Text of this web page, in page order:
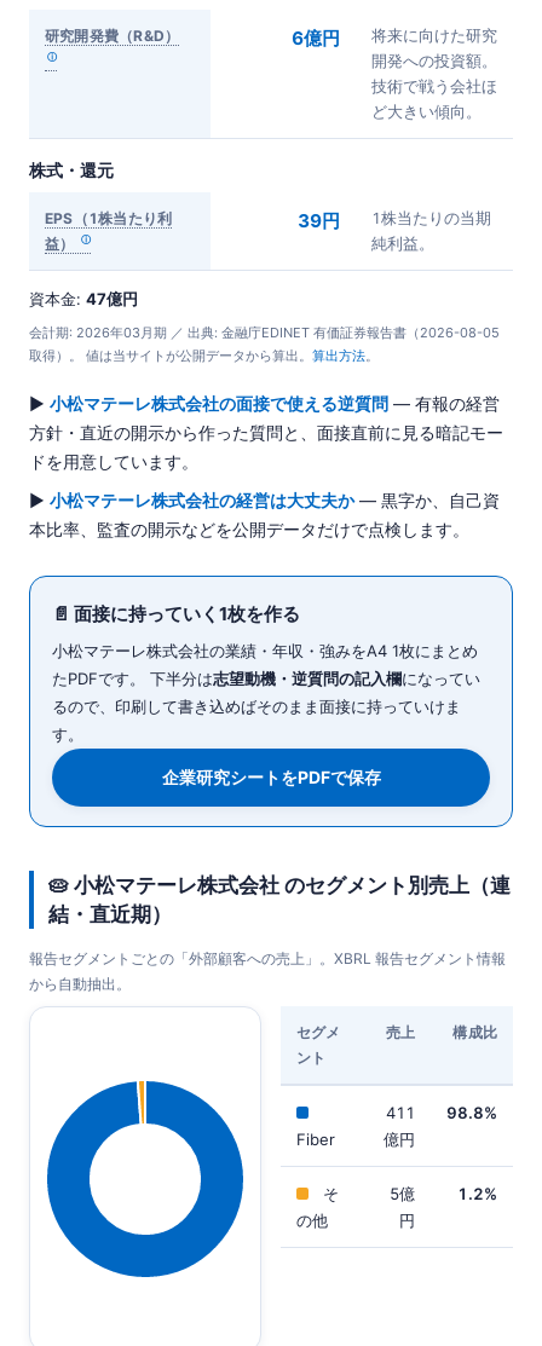
研究開発費（R&D） 6億円
将来に向けた研究
開発への投資額。
技術で戦う会社ほ
ど大きい傾向。
株式・還元
EPS（1株当たり利
益）
39円
1株当たりの当期
純利益。
資本金: 47億円
会計期: 2026年03月期 ／ 出典: 金融庁EDINET 有価証券報告書（2026-08-05
取得）。 値は当サイトが公開データから算出。 算出方法
▶ 小松マテーレ株式会社の面接で使える逆質問 — 有報の経営
方針・直近の開示から作った質問と、面接直前に見る暗記モー
ドを用意しています。
▶ 小松マテーレ株式会社の経営は大丈夫か— 黒字か、自己資
本比率、監査の開示などを公開データだけで点検します。
📄 面接に持っていく1枚を作る
小松マテーレ株式会社の業績・年収・強みをA4 1枚にまとめ
たPDFです。 下半分は志望動機・逆質問の記入欄になってい
るので、印刷して書き込めばそのまま面接に持っていけま
す。
企業研究シートをPDFで保存
🥧 小松マテーレ株式会社 のセグメント別売上（連
結・直近期）
報告セグメントごとの「外部顧客への売上」。XBRL 報告セグメント情報
から自動抽出。
セグメ
ント
売上 構成比
Fiber
411
億円
98.8%
そ
の他
5億
円
1.2%